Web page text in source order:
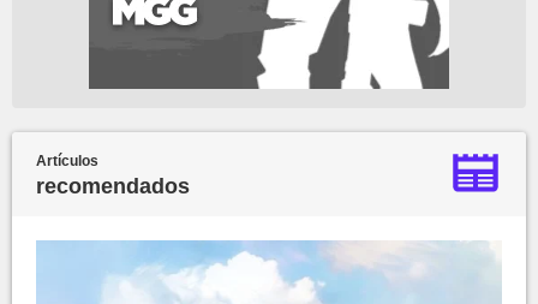
Artículos
recomendados